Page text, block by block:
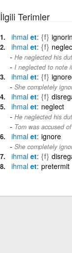
İlgili Terimler
ihmalet {f}
ihmalet {f}
He neglected his
I neglected to note
ihmalet {f}
She completely
ihmalet {f}
ihmalet neglect
He neglected his
Tom was accused
ihmalet ignore
She completely
ihmalet {f}
ihmalet pretermit